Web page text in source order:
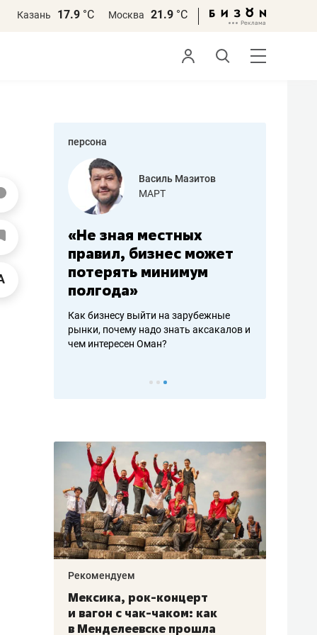
Казань 17.9 °С Москва 21.9 °С
персона
работа
Василь Мазитов
МАРТ
«Не зная местных
правил, бизнес может
потерять минимум
полгода»
Как бизнесу выйти на зарубежные
рынки, почему надо знать аксакалов и
чем интересен Оман?
Рекомендуем
Мексика, рок-концерт
и вагон с чак-чаком: как
в Менделеевске прошла